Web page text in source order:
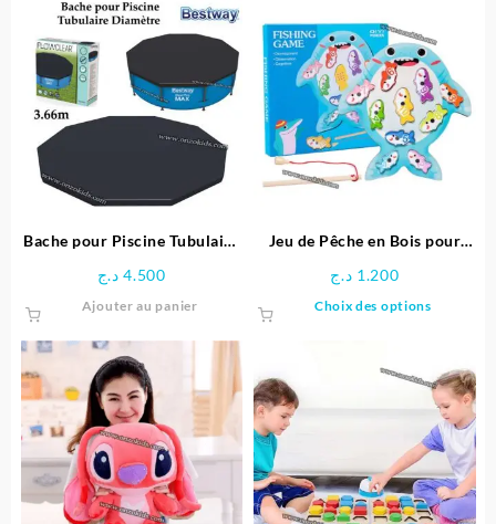
Bache pour Piscine Tubulaire
4.500 د.ج
Ajouter au panier
Jeu de Pêche en Bois pour
1.200 د.ج
Choix des options
Les
options
être
choisies